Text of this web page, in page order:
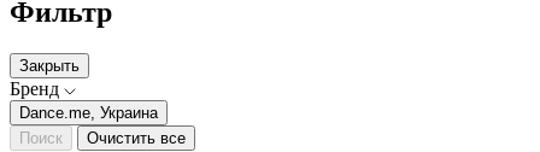
Фильтр
Закрыть
Бренд
Dance.me, Украина
Поиск
Очистить все